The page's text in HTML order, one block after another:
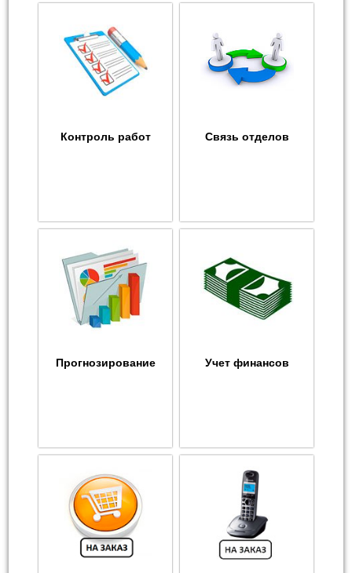
Контроль работ Связь отделов
Прогнозирование Учет финансов